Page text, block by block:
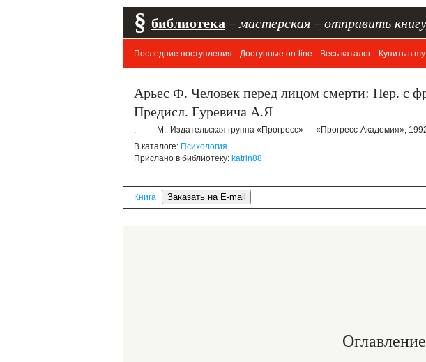
§ библиотека мастерская отправить книгу
Последние поступления Доступные on-line Весь каталог Купить в
Арьес Ф. Человек перед лицом смерти: Пер. с
Предисл. Гуревича А.Я
. —— М.: Издательская группа «Прогресс» — «Прогресс-Академия»,
В каталоге: Психология
Прислано в библиотеку: katrin88
Книга
Оглавление